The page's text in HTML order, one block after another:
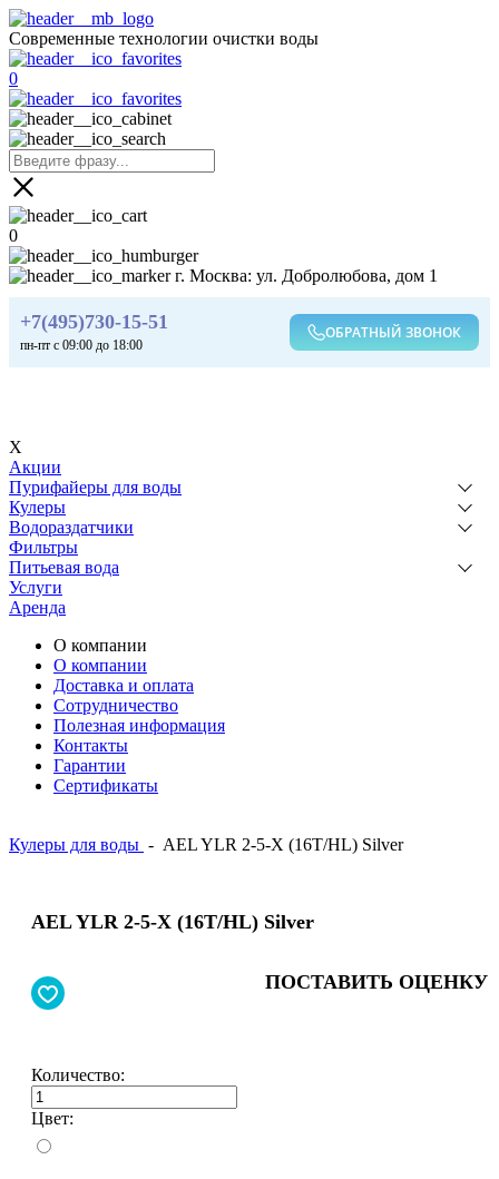
Современные технологии очистки воды
0
0
г. Москва: ул. Добролюбова, дом 1
+7(495)730-15-51
пн-пт с 09:00 до 18:00
ОБРАТНЫЙ ЗВОНОК
X
Акции
Пурифайеры для воды
Кулеры
Водораздатчики
Фильтры
Питьевая вода
Услуги
Аренда
О компании
О компании
Доставка и оплата
Сотрудничество
Полезная информация
Контакты
Гарантии
Сертификаты
Кулеры для воды - AEL YLR 2-5-X (16T/HL) Silver
AEL YLR 2-5-X (16T/HL) Silver
ПОСТАВИТЬ ОЦЕНКУ
Количество:
Цвет: